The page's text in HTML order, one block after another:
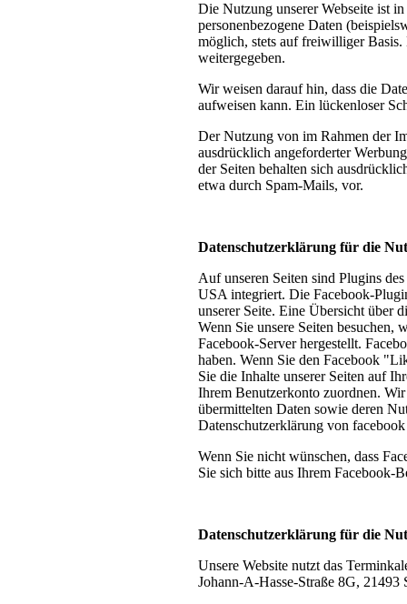
Die Nutzung unserer Webseite ist
personenbezogene Daten
möglich, stets auf freiwilliger
weitergegeben.
Wir weisen darauf hin, dass die
aufweisen kann. Ein lückenloser
Der Nutzung von im Rahmen der
ausdrücklich angeforderter
der Seiten behalten sich
etwa durch Spam-Mails, vor.
Datenschutzerklärung für die
Auf unseren Seiten sind Plugins
USA integriert. Die Facebook-
unserer Seite. Eine Übersicht über
Wenn Sie unsere Seiten
Facebook-Server hergestellt.
haben. Wenn Sie den Facebook
Sie die Inhalte unserer Seiten auf
Ihrem Benutzerkonto zuordnen.
übermittelten Daten sowie deren
Datenschutzerklärung von
Wenn Sie nicht wünschen, dass
Sie sich bitte aus Ihrem Facebook-
Datenschutzerklärung für die
Unsere Website nutzt das
Johann-A-Hasse-Straße 8G, 21493